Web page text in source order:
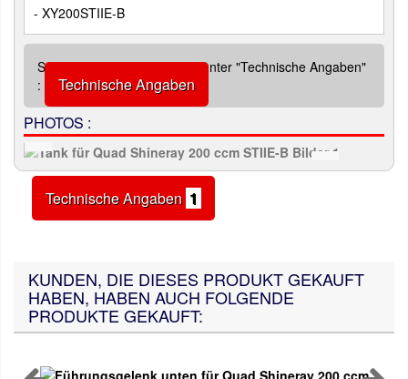
- XY200STIIE-B
Siehe zusätzliche Abbildung unter "Technische Angaben"
:
Technische Angaben
PHOTOS :
Technische Angaben 1
KUNDEN, DIE DIESES PRODUKT GEKAUFT
HABEN, HABEN AUCH FOLGENDE
PRODUKTE GEKAUFT: